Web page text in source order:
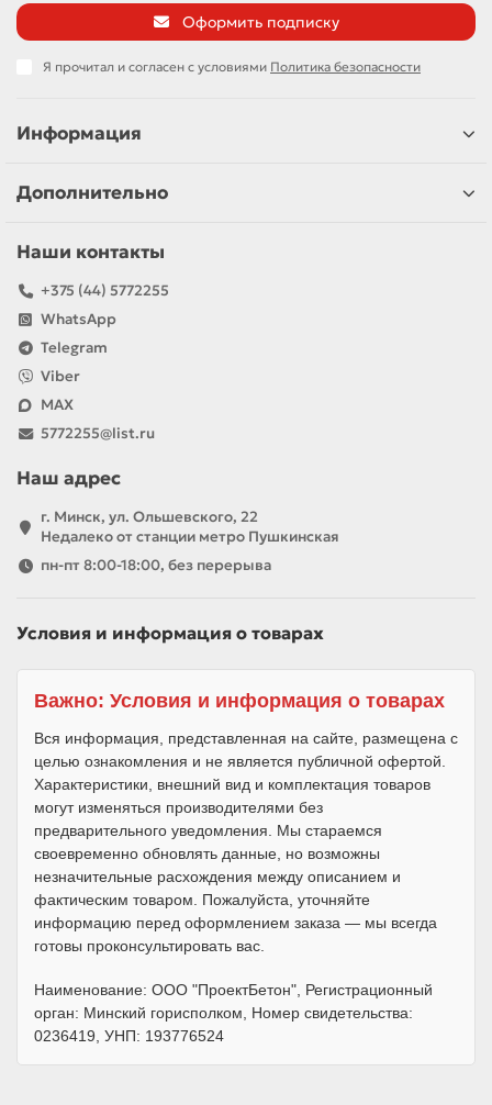
Оформить подписку
Я прочитал и согласен с условиями Политика безопасности
Информация
Дополнительно
Наши контакты
+375 (44) 5772255
WhatsApp
Telegram
Viber
MAX
5772255@list.ru
Наш адрес
г. Минск, ул. Ольшевского, 22
Недалеко от станции метро Пушкинская
пн-пт 8:00-18:00, без перерыва
Условия и информация о товарах
Важно: Условия и информация о товарах
Вся информация, представленная на сайте, размещена с
целью ознакомления и не является публичной офертой.
Характеристики, внешний вид и комплектация товаров
могут изменяться производителями без
предварительного уведомления. Мы стараемся
своевременно обновлять данные, но возможны
незначительные расхождения между описанием и
фактическим товаром. Пожалуйста, уточняйте
информацию перед оформлением заказа — мы всегда
готовы проконсультировать вас.
Наименование: ООО "ПроектБетон", Регистрационный
орган: Минский горисполком, Номер свидетельства:
0236419, УНП: 193776524